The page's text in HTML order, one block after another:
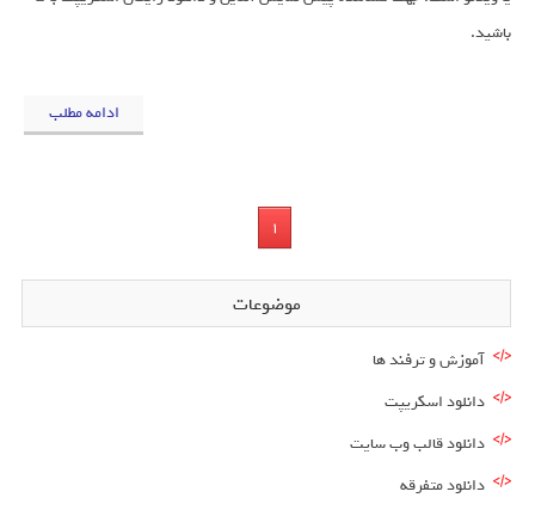
باشید.
ادامه مطلب
1
موضوعات
آموزش و ترفند ها
دانلود اسکریپت
دانلود قالب وب سایت
دانلود متفرقه